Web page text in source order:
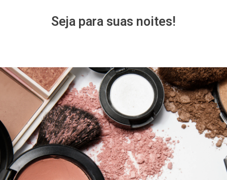
Seja para suas noites!